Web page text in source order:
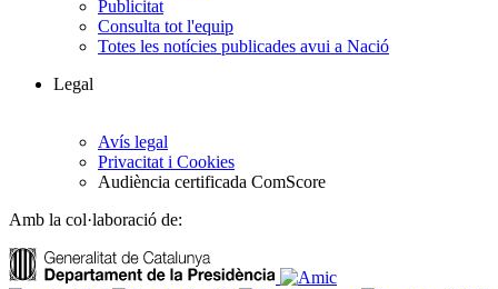
Publicitat
Consulta tot l'equip
Totes les notícies publicades avui a Nació
Legal
Avís legal
Privacitat i Cookies
Audiència certificada ComScore
Amb la col·laboració de: